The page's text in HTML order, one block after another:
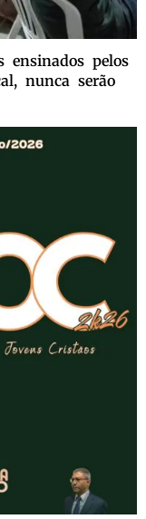
ensinados pelos
nunca serão